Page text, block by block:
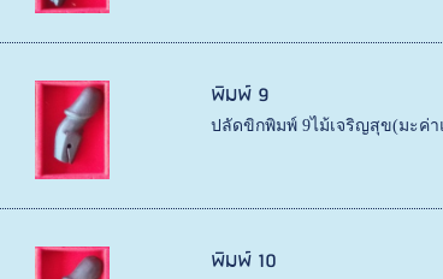
พิมพ์ 9
ปลัดขิกพิมพ์ 9ไม้เจริญสุข(มะค่า
พิมพ์ 10